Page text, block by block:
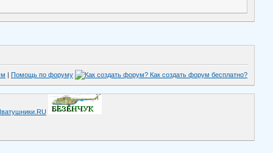
| Помощь по форуму